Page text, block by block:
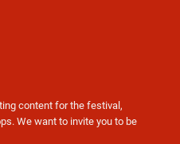
content for the festival,
We want to invite you to be